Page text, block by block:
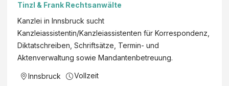
Tinzl & Frank Rechtsanwälte
Kanzlei in Innsbruck sucht
Kanzleiassistentin/Kanzleiassistenten für Korrespondenz,
Diktatschreiben, Schriftsätze, Termin- und
Aktenverwaltung sowie Mandantenbetreuung.
Innsbruck Vollzeit